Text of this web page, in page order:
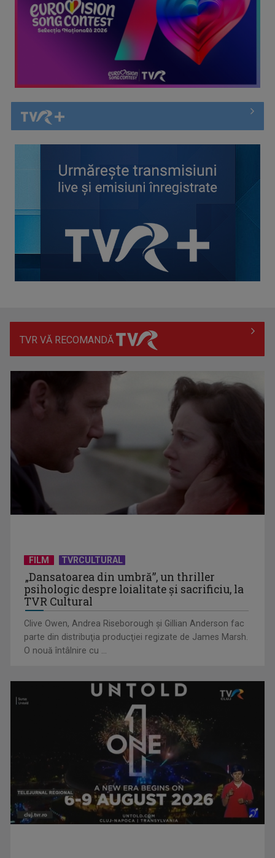
Cate Blanchett este „Blue Jasmine” – sâmbătă seară, la TVR
Spectacol total la TVR: David Popovici și tricolorii luptă
aniversat la TVR ...
în România”, un ...
Piesa „Inimă, nu fi de piatră” a Corinei Chiriac ia argintul în
TVR VĂ RECOMANDĂ
FILM TVRCULTURAL
„Dansatoarea din umbră”, un thriller
psihologic despre loialitate și sacrificiu, la
TVR Cultural
Clive Owen, Andrea Riseborough şi Gillian Anderson fac
parte din distribuţia producţiei regizate de James Marsh.
O nouă întâlnire cu ...